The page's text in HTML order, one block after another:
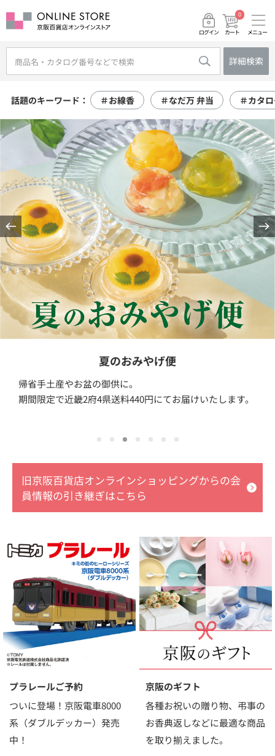
ログイン カート
0
メニュー
詳細検索
話題のキーワード： ＃お線香 ＃なだ万 弁当 ＃カタ
夏のおみやげ便
帰省手土産やお盆の御供に。
期間限定で近畿2府4県送料440円にてお届けいたします。
旧京阪百貨店オンラインショッピングからの会
員情報の引き継ぎはこちら
プラレールご予約
ついに登場！京阪電車8000
系（ダブルデッカー）発売
中！
京阪のギフト
各種お祝いの贈り物、弔事の
お香典返しなどに最適な商品
を取り揃えました。